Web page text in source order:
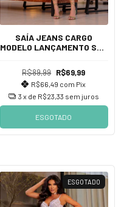
SAÍA JEANS CARGO
MODELO LANÇAMENTO SEM
R$89,99 R$69,99
R$66,49 com Pix
3 x de R$23,33 sem juros
ESGOTADO
ESGOTADO